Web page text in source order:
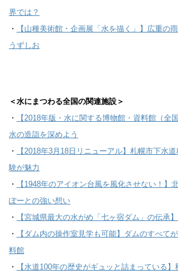
界では？
・
【山種美術館・企画展「水を描く」】広重の
うずしお
＜水にまつわる全国の関連施設 ＞
・
【2018年版・水に関する博物館・資料館（全
水の造詣を深めよう
・
【2018年3月18日リニューアル】札幌市下水
験が魅力
・
【1948年のアイオン台風を風化させない！】
ぽーとの強い想い
・
【宮城県最大の水がめ「七ヶ宿ダム」の伝承
・
【ダム内の操作室見学も可能】ダムのすべて
料館
・
【水道100年の歴史がギュッと詰まっている